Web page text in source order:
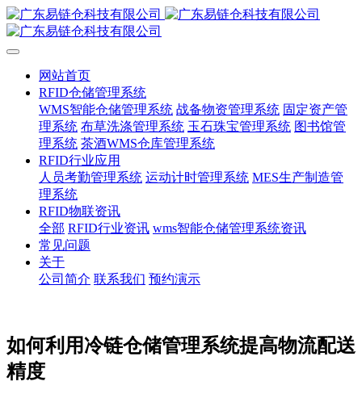
网站首页
RFID仓储管理系统
WMS智能仓储管理系统 战备物资管理系统 固定资产管
理系统 布草洗涤管理系统 玉石珠宝管理系统 图书馆管
理系统 茶酒WMS仓库管理系统
RFID行业应用
人员考勤管理系统 运动计时管理系统 MES生产制造管
理系统
RFID物联资讯
全部 RFID行业资讯 wms智能仓储管理系统资讯
常见问题
关于
公司简介 联系我们 预约演示
如何利用冷链仓储管理系统提高物流配送
精度